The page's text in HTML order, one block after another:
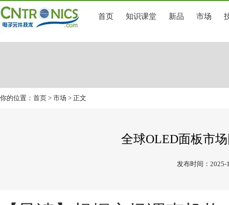
首页 知识课堂 新品 市场
你的位置： 首页 > 市场 > 正文
全球OLED面板市
发布时间：2025-